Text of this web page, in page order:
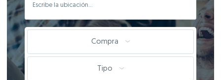
Compra
Tipo